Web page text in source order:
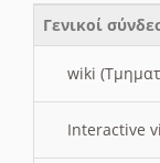
Γενικοί
wiki
Interactive